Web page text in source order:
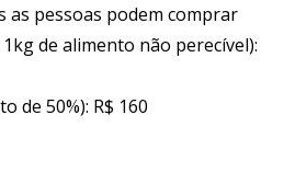
as pessoas podem comprar
de alimento não perecível):
de 50%): R$ 160